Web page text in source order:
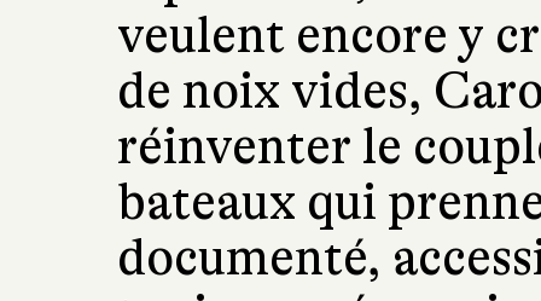
veulent encore y
de noix vides,
réinventer le
bateaux qui
documenté,